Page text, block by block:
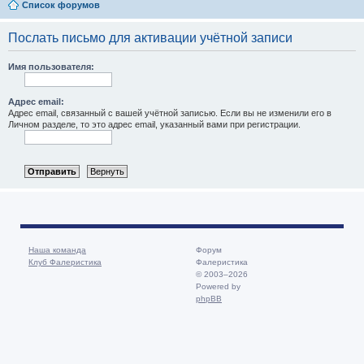
Список форумов
Послать письмо для активации учётной записи
Имя пользователя:
Адрес email:
Адрес email, связанный с вашей учётной записью. Если вы не изменили его в
Личном разделе, то это адрес email, указанный вами при регистрации.
Наша команда
Клуб Фалеристика
Форум
Фалеристика
© 2003–2026
Powered by
phpBB